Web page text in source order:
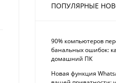
ПОПУЛЯРНЫЕ
90% компьютеров
банальных ошибок:
домашний ПК
Новая функция